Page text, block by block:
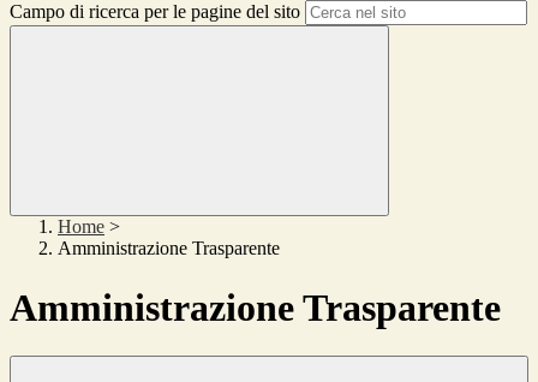
Campo di ricerca per le pagine del sito
Home >
Amministrazione Trasparente
Amministrazione Trasparente